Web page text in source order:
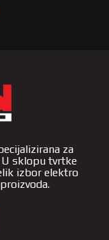
za
sklopu tvrtke
izbor elektro